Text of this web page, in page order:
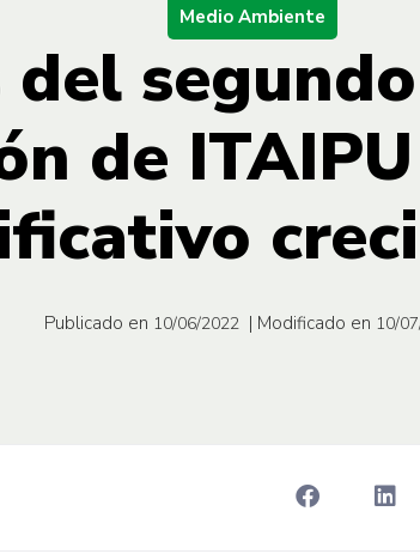
Medio Ambiente
de
Publicado en 10/06/2022 | Modificado en 10/